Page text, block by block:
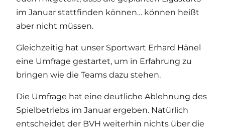
im Januar stattfinden können… können heißt
aber nicht müssen.
Gleichzeitig hat unser Sportwart Erhard Hänel
eine Umfrage gestartet, um in Erfahrung zu
bringen wie die Teams dazu stehen.
Die Umfrage hat eine deutliche Ablehnung des
Spielbetriebs im Januar ergeben. Natürlich
entscheidet der BVH weiterhin nichts über die